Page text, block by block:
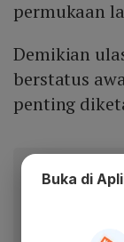
permukaan
Demikian
berstatus
penting
Dapatkan
Buka di